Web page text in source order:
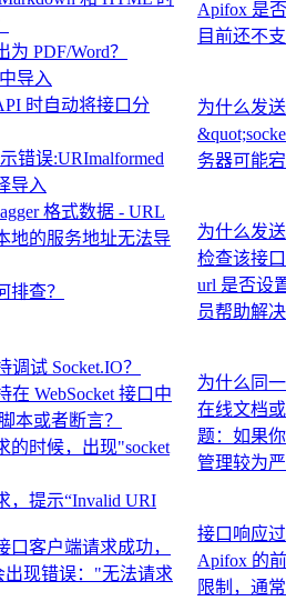
PDF/Word？
导入
时自动将接口分
错误:URImalformed
导入
格式数据 - URL
地的服务地址无法导
排查？
试 Socket.IO？
在 WebSocket 接口中
本或者断言？
的时候，出现"socket
，提示“Invalid URI
口客户端请求成功，
出现错误："无法请求
Apifox 是
目前还不
为什么发
务器可能
为什么发
检查该接
url 是否设
员帮助解
为什么同
在线文档
题：如果
管理较为
接口响应
Apifox 的
限制，通